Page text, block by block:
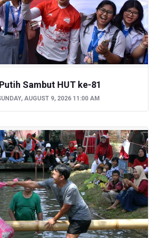
Sambut HUT ke-81
AUGUST 9, 2026 11:00 AM